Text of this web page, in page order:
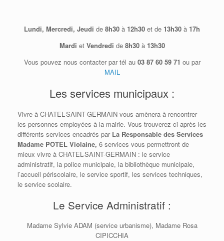
Lundi, Mercredi, Jeudi de 8h30 à 12h30 et de 13h30 à 17h
Mardi et Vendredi de 8h30à 13h30
Vous pouvez nous contacter par tél au 03 87 60 59 71 ou par
MAIL
Les services municipaux :
Vivre à CHATEL-SAINT-GERMAIN vous amènera à rencontrer
les personnes employées à la mairie. Vous trouverez ci-après les
différents services encadrés par La Responsable des Services
Madame POTEL Violaine, 6 services vous permettront de
mieux vivre à CHATEL-SAINT-GERMAIN : le service
administratif, la police municipale, la bibliothèque municipale,
l’accueil périscolaire, le service sportif, les services techniques,
le service scolaire.
Le Service Administratif :
Madame Sylvie ADAM (service urbanisme), Madame Rosa
CIPICCHIA